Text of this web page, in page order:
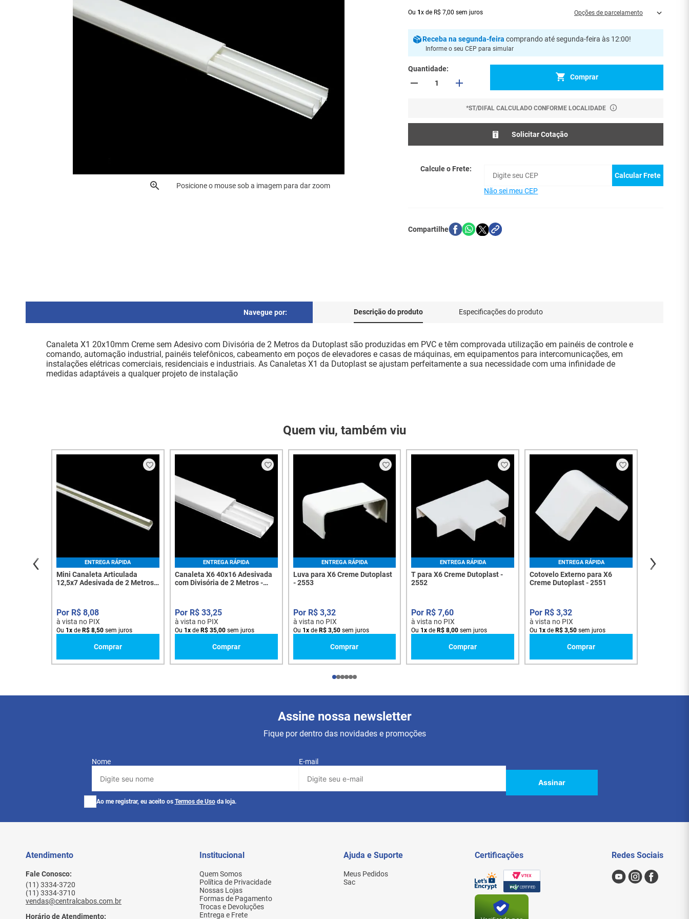
Posicione o mouse sob a imagem para dar zoom
Ou 1x de R$ 7,00 sem juros Opções de parcelamento
Recebana segunda-feira comprando até segunda-feira às 12:00!
Informe o seu CEP para simular
Quantidade
Comprar
*ST/DIFAL CALCULADO CONFORME LOCALIDADE
Solicitar Cotação
Calcule o Frete:
Calcular Frete
Não sei meu CEP
Navegue por: Descrição do produto Especificações do produto
Canaleta X1 20x10mm Creme sem Adesivo com Divisória de 2 Metros da Dutoplast são produzidas em PVC e têm comprovada utilização em painéis de controle e
comando, automação industrial, painéis telefônicos, cabeamento em poços de elevadores e casas de máquinas, em equipamentos para intercomunicações, em
instalações elétricas comerciais, residenciais e industriais. As Canaletas X1 da Dutoplast se ajustam perfeitamente a sua necessidade com uma infinidade de
medidas adaptáveis a qualquer projeto de instalação
Quem viu, também viu
ENTREGA RÁPIDA
Mini Canaleta Articulada
12,5x7 Adesivada de 2 Metros -
R$ 8,08
à vista no PIX
Ou 1x de R$ 8,50 sem juros
Comprar
ENTREGA RÁPIDA
Canaleta X6 40x16 Adesivada
com Divisória de 2 Metros -
R$ 33,25
à vista no PIX
Ou 1xde R$ 35,00sem juros
Comprar
ENTREGA RÁPIDA
Luva para X6 Creme Dutoplast
- 2553
R$ 3,32
à vista no PIX
Ou 1xde R$ 3,50sem juros
Comprar
ENTREGA RÁPIDA
T para X6 Creme Dutoplast -
2552
R$ 7,60
à vista no PIX
Ou 1x deR$ 8,00 sem juros
Comprar
ENTREGA RÁPIDA
Cotovelo Externo para X6
Creme Dutoplast - 2551
R$ 3,32
à vista no PIX
Ou 1x deR$ 3,50 sem juros
Comprar
Assine nossa newsletter
Fique por dentro das novidades e promoções
Nome E-mail
Assinar
Ao me registrar, eu aceito os Termos de Uso da loja.
Atendimento
Fale Conosco:
(11) 3334-3720
(11) 3334-3710
vendas@centralcabos.com.br
Horário de Atendimento:
Institucional
Quem Somos
Política de Privacidade
Nossas Lojas
Formas de Pagamento
Trocas e Devoluções
Entrega e Frete
Ajuda e Suporte
Meus Pedidos
Sac
Certificações Redes Sociais